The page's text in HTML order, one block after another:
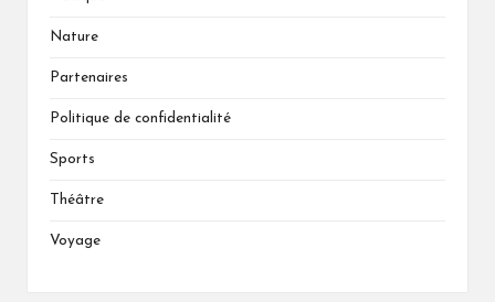
Nature
Partenaires
Politique de confidentialité
Sports
Théâtre
Voyage